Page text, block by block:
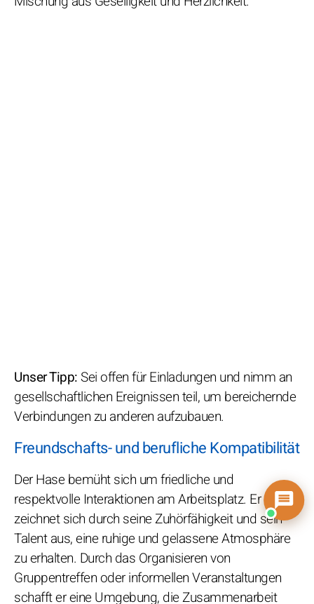
Unser Tipp:Sei offen für Einladungen und nimm an
gesellschaftlichen Ereignissen teil, um bereichernde
Verbindungen zu anderen aufzubauen.
Freundschafts- und berufliche Kompatibilität
Der Hase bemüht sich um friedliche und
respektvolle Interaktionen am Arbeitsplatz. Er
zeichnet sich durch seine Zuhörfähigkeit und sein
Talent aus, eine ruhige und gelassene Atmosphäre
zu erhalten. Durch das Organisieren von
Gruppentreffen oder informellen Veranstaltungen
schafft er eine Umgebung, die Zusammenarbeit